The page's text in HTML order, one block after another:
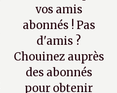
vos amis
abonnés ! Pas
d'amis ?
Chouinez auprès
des abonnés
pour obtenir